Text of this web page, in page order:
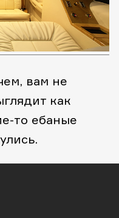
вам не
как
то ебаные